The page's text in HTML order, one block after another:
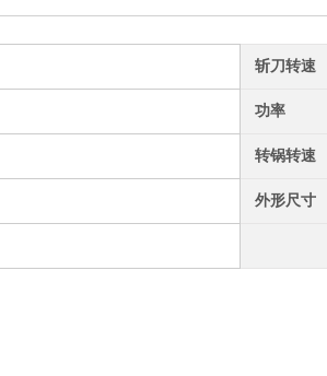
斩刀转速
功率
转锅转速
外形尺寸